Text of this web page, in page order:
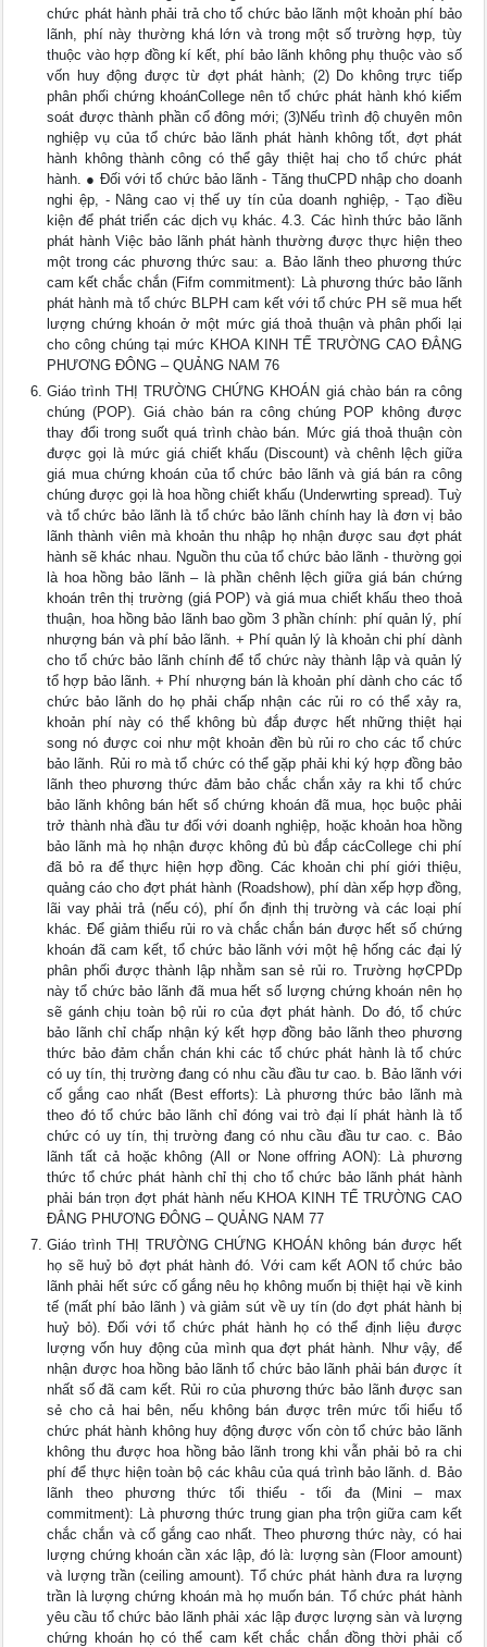
chức phát hành phải trả cho tổ chức bảo lãnh một khoản phí bảo
lãnh, phí này thường khá lớn và trong một số trường hợp, tùy
thuộc vào hợp đồng kí kết, phí bảo lãnh không phụ thuộc vào số
vốn huy động được từ đợt phát hành; (2) Do không trực tiếp
phân phối chứng khoánCollege nên tổ chức phát hành khó kiểm
soát được thành phần cổ đông mới; (3)Nếu trình độ chuyên môn
nghiệp vụ của tổ chức bảo lãnh phát hành không tốt, đợt phát
hành không thành công có thể gây thiệt haị cho tổ chức phát
hành. ● Đối với tổ chức bảo lãnh - Tăng thuCPD nhập cho doanh
nghi ệp, - Nâng cao vị thế uy tín của doanh nghiệp, - Tạo điều
kiện để phát triển các dịch vụ khác. 4.3. Các hình thức bảo lãnh
phát hành Việc bảo lãnh phát hành thường được thực hiện theo
một trong các phương thức sau: a. Bảo lãnh theo phương thức
cam kết chắc chắn (Fifm commitment): Là phương thức bảo lãnh
phát hành mà tổ chức BLPH cam kết với tổ chức PH sẽ mua hết
lượng chứng khoán ở một mức giá thoả thuận và phân phối lại
cho công chúng tại mức KHOA KINH TẾ TRƯỜNG CAO ĐẲNG
PHƯƠNG ĐÔNG – QUẢNG NAM 76
Giáo trình THỊ TRƯỜNG CHỨNG KHOÁN giá chào bán ra công
chúng (POP). Giá chào bán ra công chúng POP không được
thay đổi trong suốt quá trình chào bán. Mức giá thoả thuận còn
được gọi là mức giá chiết khấu (Discount) và chênh lệch giữa
giá mua chứng khoán của tổ chức bảo lãnh và giá bán ra công
chúng được gọi là hoa hồng chiết khấu (Underwrting spread). Tuỳ
và tổ chức bảo lãnh là tổ chức bảo lãnh chính hay là đơn vị bảo
lãnh thành viên mà khoản thu nhập họ nhận được sau đợt phát
hành sẽ khác nhau. Nguồn thu của tổ chức bảo lãnh - thường gọi
là hoa hồng bảo lãnh – là phần chênh lệch giữa giá bán chứng
khoán trên thị trường (giá POP) và giá mua chiết khấu theo thoả
thuận, hoa hồng bảo lãnh bao gồm 3 phần chính: phí quản lý, phí
nhượng bán và phí bảo lãnh. + Phí quản lý là khoản chi phí dành
cho tổ chức bảo lãnh chính để tổ chức này thành lập và quản lý
tổ hợp bảo lãnh. + Phí nhượng bán là khoản phí dành cho các tổ
chức bảo lãnh do họ phải chấp nhận các rủi ro có thể xảy ra,
khoản phí này có thể không bù đắp được hết những thiệt hại
song nó được coi như một khoản đền bù rủi ro cho các tổ chức
bảo lãnh. Rủi ro mà tổ chức có thể gặp phải khi ký hợp đồng bảo
lãnh theo phương thức đảm bảo chắc chắn xảy ra khi tổ chức
bảo lãnh không bán hết số chứng khoán đã mua, học buộc phải
trở thành nhà đầu tư đối với doanh nghiệp, hoặc khoản hoa hồng
bảo lãnh mà họ nhận được không đủ bù đắp cácCollege chi phí
đã bỏ ra để thực hiện hợp đồng. Các khoản chi phí giới thiệu,
quảng cáo cho đợt phát hành (Roadshow), phí dàn xếp hợp đồng,
lãi vay phải trả (nếu có), phí ổn định thị trường và các loại phí
khác. Để giảm thiểu rủi ro và chắc chắn bán được hết số chứng
khoán đã cam kết, tổ chức bảo lãnh với một hệ hống các đại lý
phân phối được thành lập nhằm san sẻ rủi ro. Trường hợCPDp
này tổ chức bảo lãnh đã mua hết số lượng chứng khoán nên họ
sẽ gánh chịu toàn bộ rủi ro của đợt phát hành. Do đó, tổ chức
bảo lãnh chỉ chấp nhận ký kết hợp đồng bảo lãnh theo phương
thức bảo đảm chắn chán khi các tổ chức phát hành là tổ chức
có uy tín, thị trường đang có nhu cầu đầu tư cao. b. Bảo lãnh với
cố gắng cao nhất (Best efforts): Là phương thức bảo lãnh mà
theo đó tổ chức bảo lãnh chỉ đóng vai trò đại lí phát hành là tổ
chức có uy tín, thị trường đang có nhu cầu đầu tư cao. c. Bảo
lãnh tất cả hoặc không (All or None offring AON): Là phương
thức tổ chức phát hành chỉ thị cho tổ chức bảo lãnh phát hành
phải bán trọn đợt phát hành nếu KHOA KINH TẾ TRƯỜNG CAO
ĐẲNG PHƯƠNG ĐÔNG – QUẢNG NAM 77
Giáo trình THỊ TRƯỜNG CHỨNG KHOÁN không bán được hết
họ sẽ huỷ bỏ đợt phát hành đó. Với cam kết AON tổ chức bảo
lãnh phải hết sức cố gắng nêu họ không muốn bị thiệt hại về kinh
tế (mất phí bảo lãnh ) và giảm sút về uy tín (do đợt phát hành bị
huỷ bỏ). Đối với tổ chức phát hành họ có thể định liệu được
lượng vốn huy động của mình qua đợt phát hành. Như vậy, để
nhận được hoa hồng bảo lãnh tổ chức bảo lãnh phải bán được ít
nhất số đã cam kết. Rủi ro của phương thức bảo lãnh được san
sẻ cho cả hai bên, nếu không bán được trên mức tối hiểu tổ
chức phát hành không huy động được vốn còn tổ chức bảo lãnh
không thu được hoa hồng bảo lãnh trong khi vẫn phải bỏ ra chi
phí để thực hiện toàn bộ các khâu của quá trình bảo lãnh. d. Bảo
lãnh theo phương thức tổi thiểu - tối đa (Mini – max
commitment): Là phương thức trung gian pha trộn giữa cam kết
chắc chắn và cố gắng cao nhất. Theo phương thức này, có hai
lượng chứng khoán cần xác lập, đó là: lượng sàn (Floor amount)
và lượng trần (ceiling amount). Tổ chức phát hành đưa ra lượng
trần là lượng chứng khoán mà họ muốn bán. Tổ chức phát hành
yêu cầu tổ chức bảo lãnh phải xác lập được lượng sàn và lượng
chứng khoán họ có thể cam kết chắc chắn đồng thời phải cố